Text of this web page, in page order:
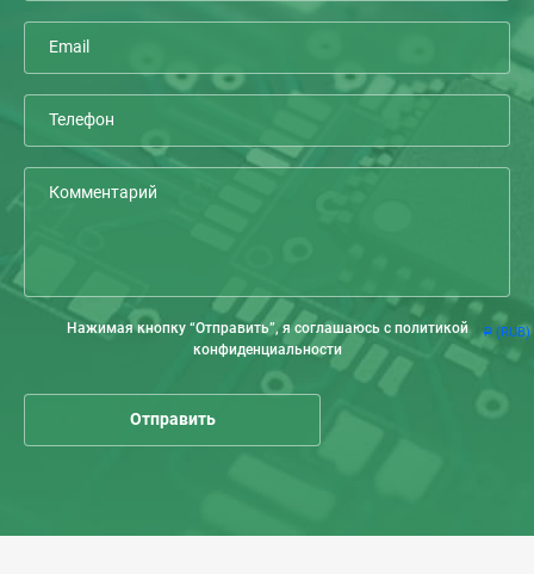
Р (RUB)
Нажимая кнопку “Отправить”, я соглашаюсь с политикой
конфиденциальности